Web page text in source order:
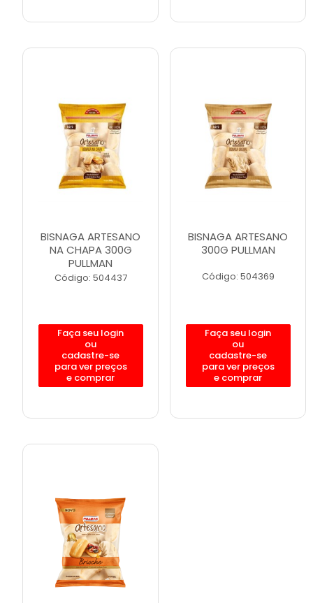
BISNAGA ARTESANO
NA CHAPA 300G
PULLMAN
Código: 504437
Faça seu login
ou
cadastre-se
para ver preços
e comprar
BISNAGA ARTESANO
300G PULLMAN
Código: 504369
Faça seu login
ou
cadastre-se
para ver preços
e comprar